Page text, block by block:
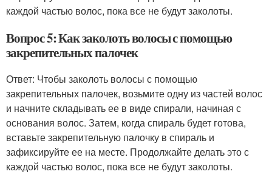
каждой частью волос, пока все не будут заколоты.
Вопрос 5: Как заколоть волосы с помощью
закрепительных палочек
Ответ: Чтобы заколоть волосы с помощью
закрепительных палочек, возьмите одну из частей волос
и начните складывать ее в виде спирали, начиная с
основания волос. Затем, когда спираль будет готова,
вставьте закрепительную палочку в спираль и
зафиксируйте ее на месте. Продолжайте делать это с
каждой частью волос, пока все не будут заколоты.